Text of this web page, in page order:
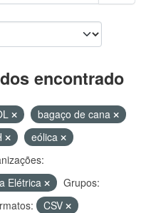
encontrado
bagaço de cana
eólica
Elétrica
Grupos:
CSV